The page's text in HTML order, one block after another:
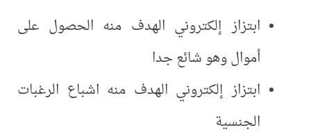
ابتزاز إلكتروني الهدف منه الحصول على
أموال وهو شائع جدا
ابتزاز إلكتروني الهدف منه اشباع الرغبات
الجنسية